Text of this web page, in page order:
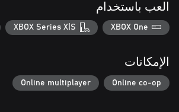
العب باستخدام
XBOX One
XBOX Series X|S
الإمكانات
Online co-op
Online multiplayer